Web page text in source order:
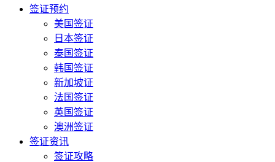
签证预约
美国签证
日本签证
泰国签证
韩国签证
新加坡证
法国签证
英国签证
澳洲签证
签证资讯
签证攻略